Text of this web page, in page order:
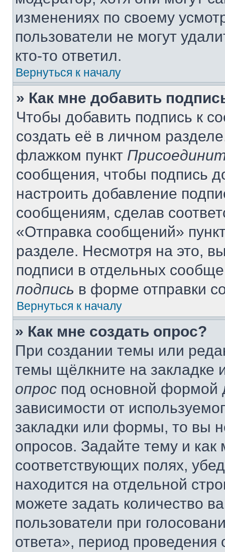
изменениях по своему
пользователи не могут
кто-то ответил.
Вернуться к началу
» Как мне добавить
Чтобы добавить подпись к
создать её в личном
флажком пункт
сообщения, чтобы подпись
настроить добавление
сообщениям, сделав
«Отправка сообщений»
разделе. Несмотря на это,
подписи в отдельных
подпись в форме отправки
Вернуться к началу
» Как мне создать опрос?
При создании темы или
темы щёлкните на
опрос под основной формой
зависимости от
закладки или формы, то вы
опросов. Задайте тему и
соответствующих полях,
находится на отдельной
можете задать количество
пользователи при
ответа», период проведения